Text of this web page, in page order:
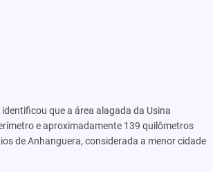
que a área alagada da Usina
e aproximadamente 139 quilômetros
de Anhanguera, considerada a menor cidade